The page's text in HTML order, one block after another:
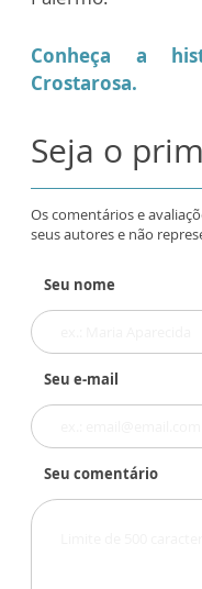
Conheça a
Crostarosa.
Seja o
Os comentários e
seus autores e não
Seu nome
Seu e-mail
Seu comentário